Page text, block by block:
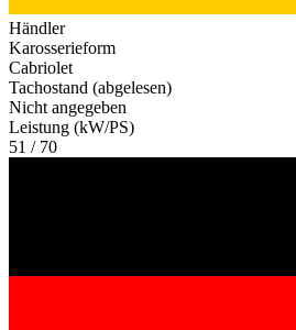
Händler
Karosserieform
Cabriolet
Tachostand (abgelesen)
Nicht angegeben
Leistung (kW/PS)
51 / 70